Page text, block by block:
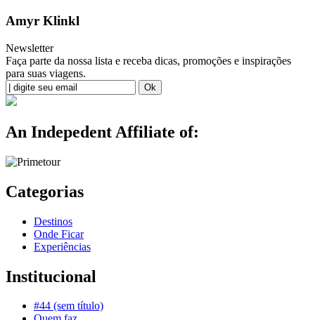
Amyr Klinkl
Newsletter
Faça parte da nossa lista e receba dicas, promoções e inspirações
para suas viagens.
An Indepedent Affiliate of:
Categorias
Destinos
Onde Ficar
Experiências
Institucional
#44 (sem título)